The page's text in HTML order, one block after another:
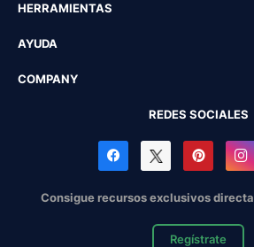
HERRAMIENTAS
AYUDA
COMPANY
REDES SOCIALES
Consigue recursos exclusivos
Regístrate